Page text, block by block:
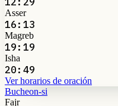
Asser
16:13
Magreb
19:19
Isha
20:49
Ver horarios de oración
Bucheon-si
Fajr